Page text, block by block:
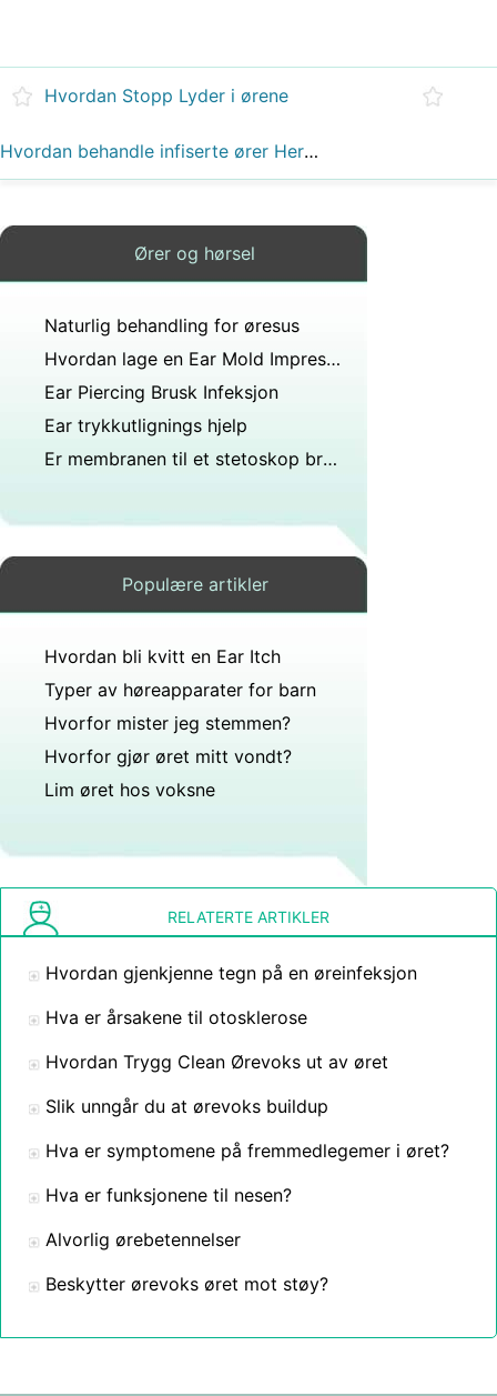
Hvordan Stopp Lyder i ørene
Hvordan behandle infiserte ører Herbally
Ører og hørsel
Naturlig behandling for øresus
Hvordan lage en Ear Mold Impression
Ear Piercing Brusk Infeksjon
Ear trykkutlignings hjelp
Er membranen til et stetoskop brukt til å høre høyere tonelyder?
Populære artikler
Hvordan bli kvitt en Ear Itch
Typer av høreapparater for barn
Hvorfor mister jeg stemmen?
Hvorfor gjør øret mitt vondt?
Lim øret hos voksne
RELATERTE ARTIKLER
Hvordan gjenkjenne tegn på en øreinfeksjon
Hva er årsakene til otosklerose
Hvordan Trygg Clean Ørevoks ut av øret
Slik unngår du at ørevoks buildup
Hva er symptomene på fremmedlegemer i øret?
Hva er funksjonene til nesen?
Alvorlig ørebetennelser
Beskytter ørevoks øret mot støy?